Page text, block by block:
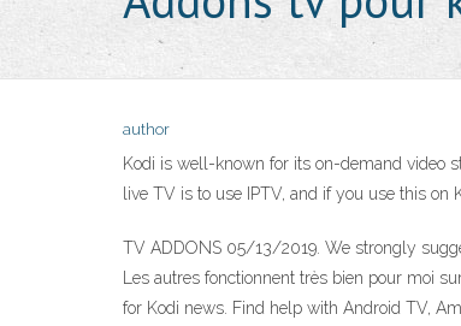
author
Kodi is well-known for its on-demand video
live TV is to use IPTV, and if you use this
TV ADDONS 05/13/2019. We strongly
Les autres fonctionnent très bien pour moi
for Kodi news. Find help with Android TV,